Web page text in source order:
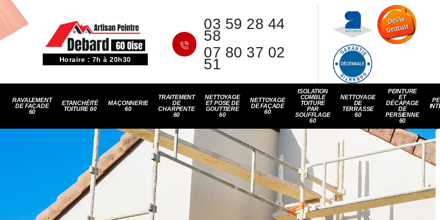
Horaire : 7h à 20h30
03 59 28 44
58
07 80 37 02
51
RAVALEMENT
DE FAÇADE
60
ETANCHÉITÉ
TOITURE 60
MAÇONNERIE
60
TRAITEMENT
DE
CHARPENTE
60
NETTOYAGE
ET POSE DE
GOUTTIÈRE
60
NETTOYAGE
DE FAÇADE
60
ISOLATION
COMBLE
TOITURE
PAR
SOUFFLAGE
60
NETTOYAGE
DE
TERRASSE
60
PEINTURE
ET
DÉCAPAGE
DE
PERSIENNE
60